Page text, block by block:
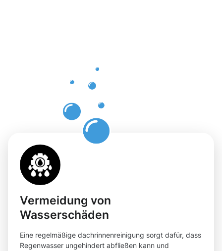
Vermeidung von
Wasserschäden
Eine regelmäßige dachrinnenreinigung sorgt dafür, dass
Regenwasser ungehindert abfließen kann und